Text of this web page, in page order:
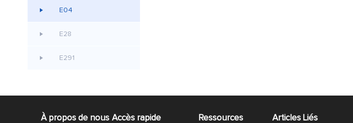
E04
E28
E291
À propos de nous Accès rapide Ressources Articles Liés